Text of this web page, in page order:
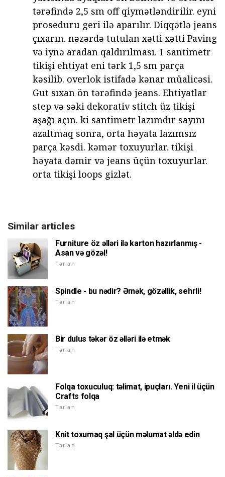
tərəfində 2,5 sm off qiymətləndirilir. eyni
proseduru geri ilə aparılır. Diqqətlə jeans
çıxarın. nəzərdə tutulan xətti xətti Paving
və iynə aradan qaldırılması. 1 santimetr
tikişi ehtiyat eni tərk 1,5 sm parça
kəsilib. overlok istifadə kənar müalicəsi.
Gut sıxan ön tərəfində jeans. Ehtiyatlar
step və səki dekorativ stitch üz tikişi
aşağı açın. ki santimetr lazımdır sayını
azaltmaq sonra, orta həyata lazımsız
parça kəsdi. kəmər toxuyurlar. tikişi
həyata dəmir və jeans üçün toxuyurlar.
orta tikişi loops gizlət.
Similar articles
Furniture öz əlləri ilə karton hazırlanmış -
Asan və gözəl!
Tərlan
Spindle - bu nədir? Əmək, gözəllik, sehrli!
Tərlan
Bir dulus təkər öz əlləri ilə etmək
Tərlan
Folqa toxuculuq: təlimat, ipuçları. Yeni il üçün
Crafts folqa
Tərlan
Knit toxumaq şal üçün məlumat əldə edin
Tərlan